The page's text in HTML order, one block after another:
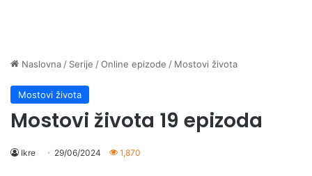
Naslovna / Serije /Online epizode / Mostovi života
Mostovi života
Mostovi života 19 epizoda
Ikre 29/06/2024 1,870